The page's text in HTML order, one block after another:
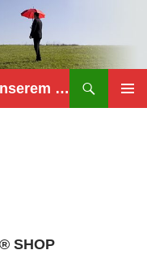
PROBIERMAL … Neues aus unserem Netzwerk
SHOP